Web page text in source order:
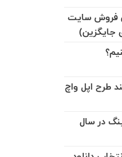
فروش سایت
جایگزین)
طرح اپل واچ
در سال